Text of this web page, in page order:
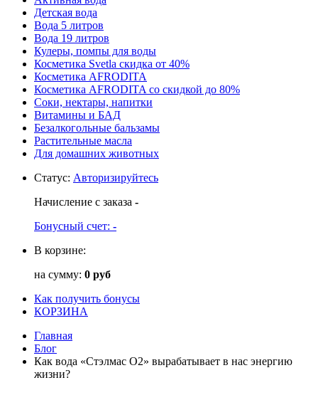
Детская вода
Вода 5 литров
Вода 19 литров
Кулеры, помпы для воды
Косметика Svetla скидка от 40%
Косметика AFRODITA
Косметика AFRODITA со скидкой до 80%
Соки, нектары, напитки
Витамины и БАД
Безалкогольные бальзамы
Растительные масла
Для домашних животных
Статус: Авторизируйтесь
Начисление с заказа -
Бонусный счет: -
В корзине:
на сумму: 0 руб
Как получить бонусы
КОРЗИНА
Главная
Блог
Как вода «Стэлмас О2» вырабатывает в нас энергию
жизни?